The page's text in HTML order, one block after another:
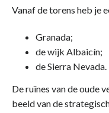
Vanaf de torens heb je
Granada;
de wijk Albaicín;
de Sierra Nevada.
De ruïnes van de oude
beeld van de